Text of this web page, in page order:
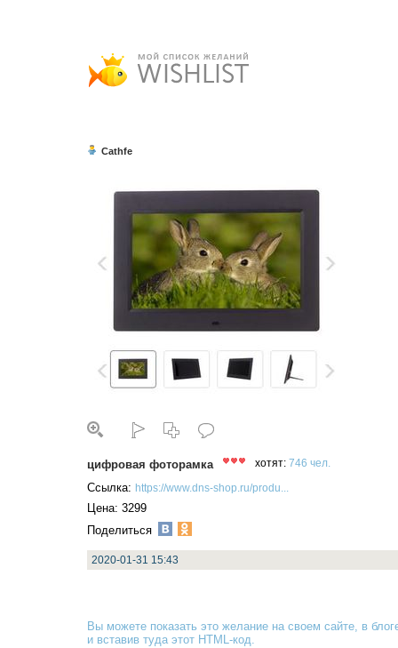
Cathfe
цифровая фоторамка хотят: 746 чел.
Ссылка: https://www.dns-shop.ru/produ...
Цена: 3299
Поделиться
2020-01-31 15:43
Вы можете показать это желание на своем сайте, в
и вставив туда этот HTML-код.